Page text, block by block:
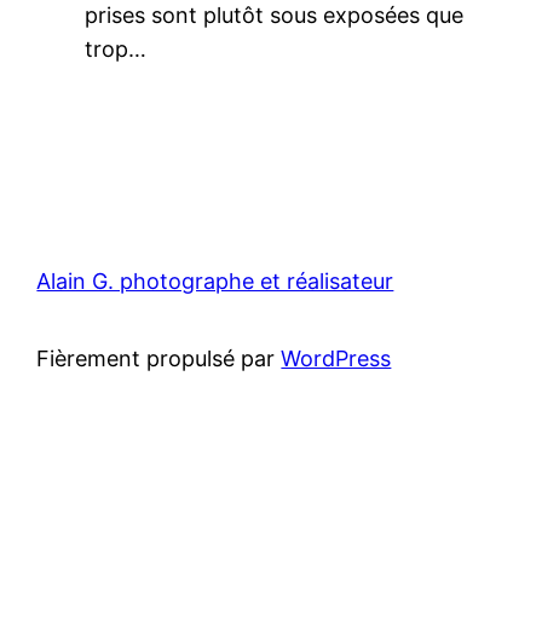
prises sont plutôt sous exposées que
trop…
Alain G. photographe et réalisateur
Fièrement propulsé parWordPress